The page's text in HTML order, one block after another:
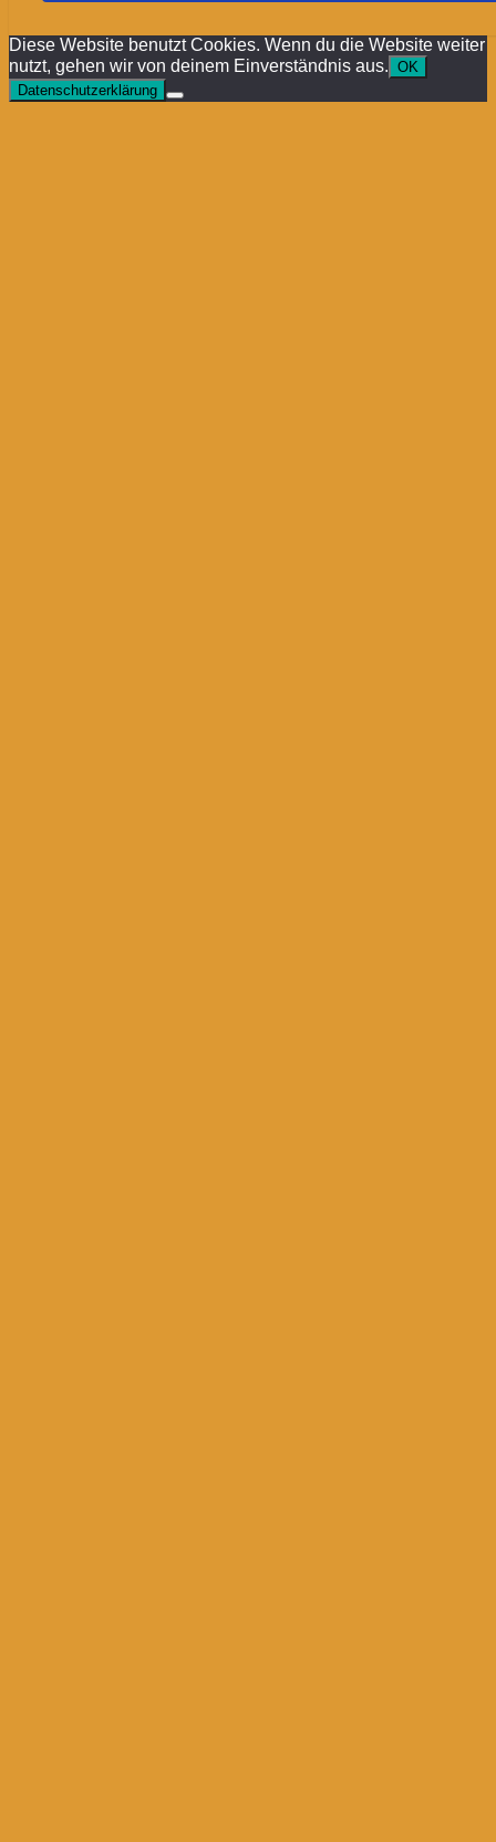
Diese Website benutzt Cookies. Wenn du die Website weiter
nutzt, gehen wir von deinem Einverständnis aus. OK
Datenschutzerklärung